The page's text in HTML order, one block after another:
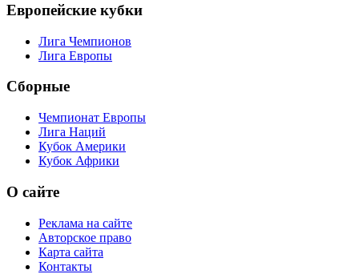
Европейские кубки
Лига Чемпионов
Лига Европы
Сборные
Чемпионат Европы
Лига Наций
Кубок Америки
Кубок Африки
О сайте
Реклама на сайте
Авторское право
Карта сайта
Контакты